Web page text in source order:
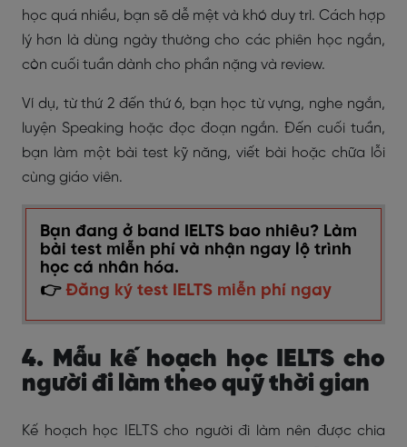
học quá nhiều, bạn sẽ dễ mệt và khó duy trì. Cách hợp
lý hơn là dùng ngày thường cho các phiên học ngắn,
còn cuối tuần dành cho phần nặng và review.
Ví dụ, từ thứ 2 đến thứ 6, bạn học từ vựng, nghe ngắn,
luyện Speaking hoặc đọc đoạn ngắn. Đến cuối tuần,
bạn làm một bài test kỹ năng, viết bài hoặc chữa lỗi
cùng giáo viên.
Bạn đang ở band IELTS bao nhiêu? Làm
bài test miễn phí và nhận ngay lộ trình
học cá nhân hóa.
👉 Đăng ký test IELTS miễn phí ngay
4. Mẫu kế hoạch học IELTS cho
người đi làm theo quỹ thời gian
Kế hoạch học IELTS cho người đi làm nên được chia